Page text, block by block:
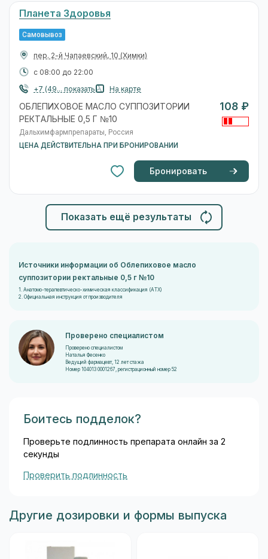
Планета Здоровья
Самовывоз
пер. 2-й Чапаевский, 10 (Химки)
с 08:00 до 22:00
+7 (49... показать
На карте
ОБЛЕПИХОВОЕ МАСЛО СУППОЗИТОРИИ
РЕКТАЛЬНЫЕ 0,5 Г №10
Дальхимфармпрепараты, Россия
ЦЕНА ДЕЙСТВИТЕЛЬНА ПРИ БРОНИРОВАНИИ
108 ₽
Бронировать
Показать ещё результаты
Источники информации об Облепиховое масло
суппозитории ректальные 0,5 г №10
1. Анатомо-терапевтическо-химическая классификация (ATX)
2. Официальная инструкция от производителя
Проверено специалистом
Проверено специалистом
Наталья Фесенко
Ведущий фармацевт, 12 лет стажа
Номер 104013 0001267, регистрационный номер 52
Боитесь подделок?
Проверьте подлинность препарата онлайн за 2
секунды
Проверить подлинность
Другие дозировки и формы выпуска